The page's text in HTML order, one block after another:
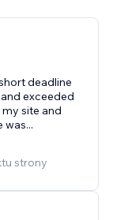
deadline
exceeded
site and
was...
strony